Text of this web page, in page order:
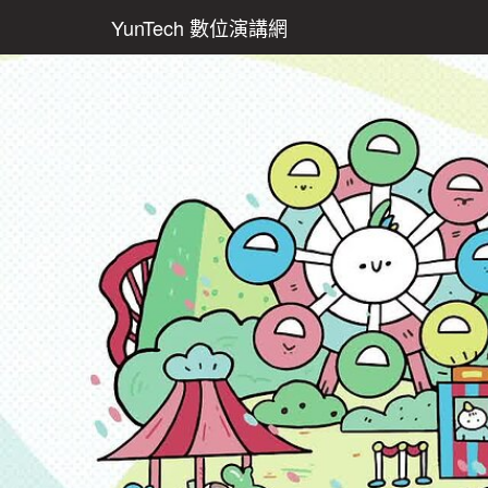
YunTech 數位演講網